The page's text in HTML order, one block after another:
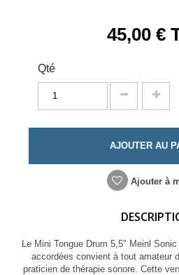
45,00 €
Qté
AJOUTER AU
Ajouter à
Le Mini Tongue Drum 5,5" Meinl
accordées convient à tout amateur
praticien de thérapie sonore. Cette